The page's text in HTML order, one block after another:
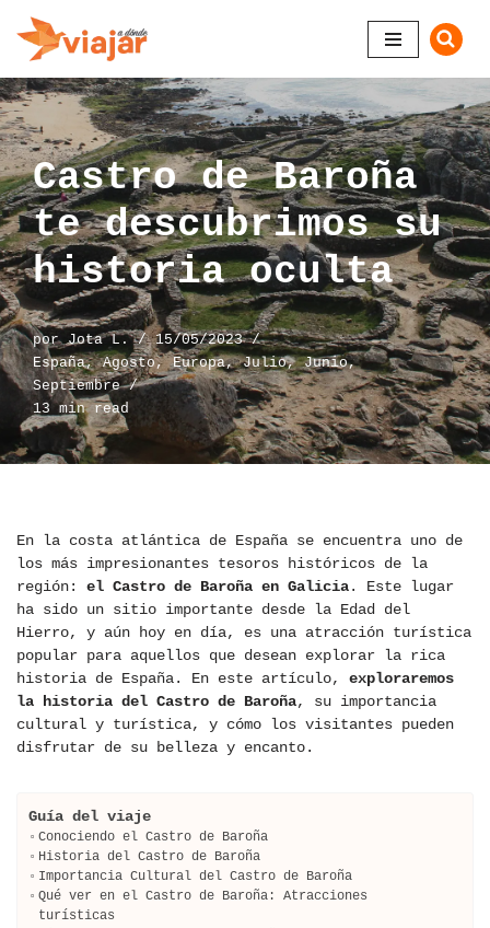
Saltar
al
contenido
Castro de Baroña
te descubrimos su
historia oculta
porJota L.
15/05/2023
España,Agosto,Europa,Julio,Junio,
Septiembre
13 min read
En la costa atlántica de España se encuentra uno de
los más impresionantes tesoros históricos de la
región: el Castro de Baroña en Galicia. Este lugar
ha sido un sitio importante desde la Edad del
Hierro, y aún hoy en día, es una atracción turística
popular para aquellos que desean explorar la rica
historia de España. En este artículo, exploraremos
la historia del Castro de Baroña, su importancia
cultural y turística, y cómo los visitantes pueden
disfrutar de su belleza y encanto.
Guía del viaje
Conociendo el Castro de Baroña
Historia del Castro de Baroña
Importancia Cultural del Castro de Baroña
Qué ver en el Castro de Baroña: Atracciones
turísticas